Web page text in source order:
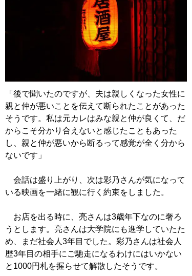
「後で聞いたのですが、夫は親しくなった女性に
親と仲が悪いことを伝えて断られたことがあった
そうです。私は元カレはみな親と仲が良くて、だ
からこそ分かり合えないと感じたこともあった
し、親と仲が悪いから断るって感覚が全く分から
ないです」
会話は盛り上がり、次は彩乃さんが気になって
いる映画を一緒に観に行く約束をしました。
お店を出る時に、亮さんは3歳年下なのに奢ろ
うとします。亮さんは大学院にも進学していたた
め、まだ社会人3年目でした。彩乃さんは社会人
歴3年目の相手にご馳走になるわけにはいかない
と1000円札を握らせて解散したそうです。